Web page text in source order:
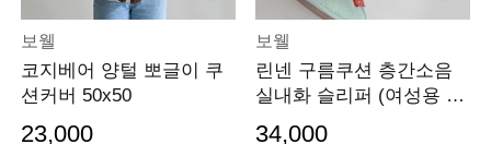
보웰
코지베어 양털 뽀글이 쿠
션커버 50x50
23,000
보웰
린넨 구름쿠션 층간소음
실내화 슬리퍼 (여성용 남
성용빅사이즈)
34,000